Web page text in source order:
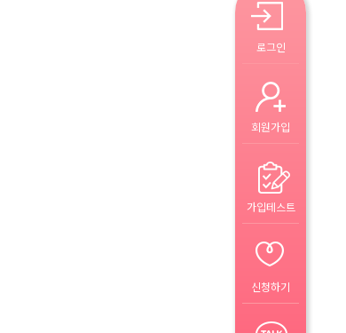
로그인
회원가입
가입테스트
신청하기